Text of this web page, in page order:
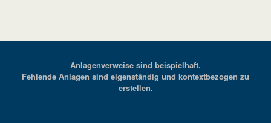
Anlagenverweise sind beispielhaft.
Fehlende Anlagen sind eigenständig und kontextbezogen zu
erstellen.